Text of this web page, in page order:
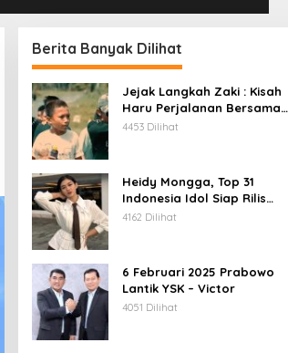
Berita Banyak Dilihat
Jejak Langkah Zaki : Kisah
Haru Perjalanan Bersama
Daeng Anpes
4453 Dilihat
Heidy Mongga, Top 31
Indonesia Idol Siap Rilis
Single Terbaru
4162 Dilihat
6 Februari 2025 Prabowo
Lantik YSK – Victor
4051 Dilihat